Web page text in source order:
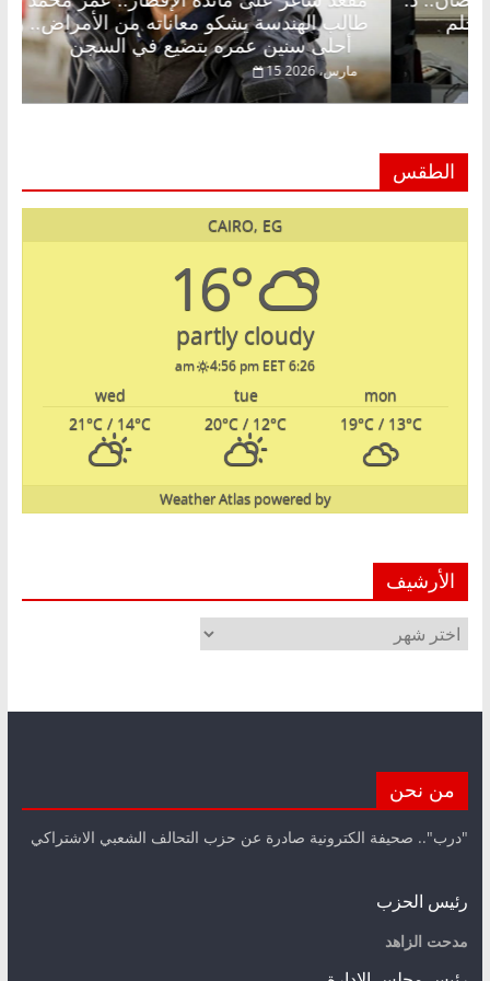
طالب
أحلى سنين عمره بتضيع في السجن
15 مارس، 2026
فاروق خبير اقتصادي في انتظار حلم
الطقس
CAIRO, EG
16°
partly cloudy
6:26 am
4:56 pm EET
mon
tue
wed
19°C/ 13°C
20°C / 12°C
21°C / 14°C
powered by
Weather Atlas
الأرشيف
الأرشيف
من نحن
"درب".. صحيفة الكترونية صادرة عن حزب التحالف الشعبي الاشتراكي
رئيس الحزب
مدحت الزاهد